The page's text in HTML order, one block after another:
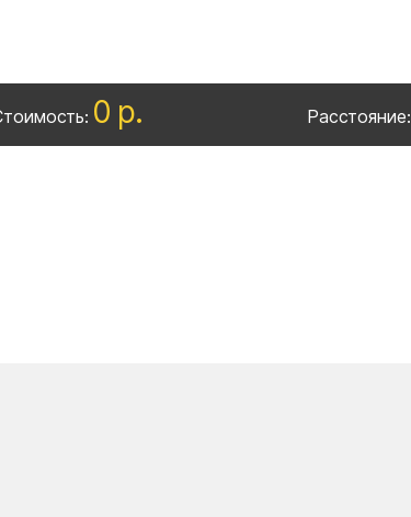
0 р. Расстояние: